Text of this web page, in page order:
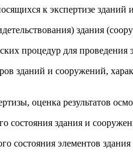
к экспертизе
здания
процедур для
зданий и сооружений,
оценка результатов
состояния здания и
состояния элементов